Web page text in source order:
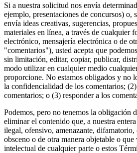
Si a nuestra solicitud nos envía
ejemplo, presentaciones de concursos) o,
envía ideas creativas, sugerencias,
materiales en línea, a través de cualquier
electrónico, mensajería electrónica o de
"comentarios"), usted acepta que
sin limitación, editar, copiar, publicar,
modo utilizar en cualquier medio
proporcione. No estamos obligados y no
la confidencialidad de los comentarios;
comentarios; o (3) responder a los
Podemos, pero no tenemos la obligación
eliminar el contenido que, a nuestra
ilegal, ofensivo, amenazante,
obsceno o de otra manera objetable o
intelectual de cualquier parte o estos